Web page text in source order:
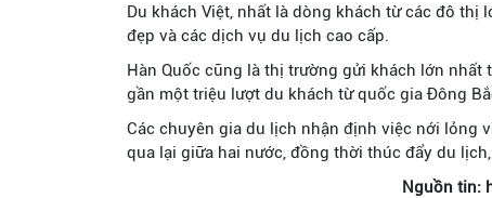
Du khách Việt, nhất là dòng khách từ các đô thị
đẹp và các dịch vụ du lịch cao cấp.
Hàn Quốc cũng là thị trường gửi khách lớn nhất
gần một triệu lượt du khách từ quốc gia Đông
Các chuyên gia du lịch nhận định việc nới lỏng
qua lại giữa hai nước, đồng thời thúc đẩy du
Nguồn tin: